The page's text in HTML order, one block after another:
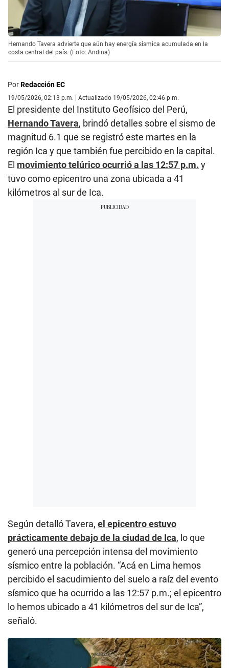
Hernando Tavera advierte que aún hay energía sísmica acumulada en la
costa central del país. (Foto: Andina)
PorRedacción EC
19/05/2026, 02:13 p.m. | Actualizado 19/05/2026, 02:46 p.m.
El presidente del Instituto Geofísico del Perú,
Hernando Tavera, brindó detalles sobre el sismo de
magnitud 6.1 que se registró este martes en la
región Ica y que también fue percibido en la capital.
El movimiento telúrico ocurrió a las 12:57 p.m. y
tuvo como epicentro una zona ubicada a 41
kilómetros al sur de Ica.
Según detalló Tavera, el epicentro estuvo
prácticamente debajo de la ciudad de Ica, lo que
generó una percepción intensa del movimiento
sísmico entre la población. “Acá en Lima hemos
percibido el sacudimiento del suelo a raíz del evento
sísmico que ha ocurrido a las 12:57 p.m.; el epicentro
lo hemos ubicado a 41 kilómetros del sur de Ica”,
señaló.